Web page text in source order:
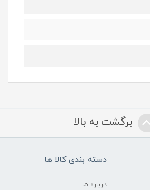
برگشت به بالا
دسته بندی کالا ها
درباره ما